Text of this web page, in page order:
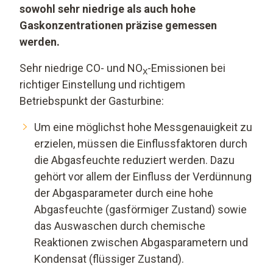
sowohl sehr niedrige als auch hohe
Gaskonzentrationen präzise gemessen
werden.
Sehr niedrige CO- und NOX-Emissionen bei
richtiger Einstellung und richtigem
Betriebspunkt der Gasturbine:
Um eine möglichst hohe Messgenauigkeit zu
erzielen, müssen die Einflussfaktoren durch
die Abgasfeuchte reduziert werden. Dazu
gehört vor allem der Einfluss der Verdünnung
der Abgasparameter durch eine hohe
Abgasfeuchte (gasförmiger Zustand) sowie
das Auswaschen durch chemische
Reaktionen zwischen Abgasparametern und
Kondensat (flüssiger Zustand).